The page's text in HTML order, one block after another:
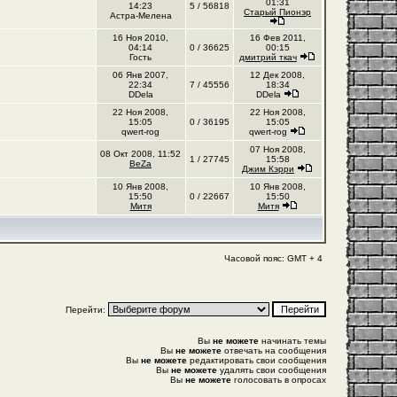
14:23
Астра-Мелена
5 / 56818
01:31
Старый Пионэр
16 Ноя 2010,
04:14
Гость
0 / 36625
16 Фев 2011,
00:15
дмитрий ткач
06 Янв 2007,
22:34
DDela
7 / 45556
12 Дек 2008,
18:34
DDela
22 Ноя 2008,
15:05
qwert-rog
0 / 36195
22 Ноя 2008,
15:05
qwert-rog
08 Окт 2008, 11:52
BeZa
1 / 27745
07 Ноя 2008,
15:58
Джим Кэрри
10 Янв 2008,
15:50
Митя
0 / 22667
10 Янв 2008,
15:50
Митя
Часовой пояс: GMT + 4
Перейти:
Вы не можетеначинать темы
Вы не можетеотвечать на сообщения
Вы не можетередактировать свои сообщения
Вы не можетеудалять свои сообщения
Вы не можетеголосовать в опросах